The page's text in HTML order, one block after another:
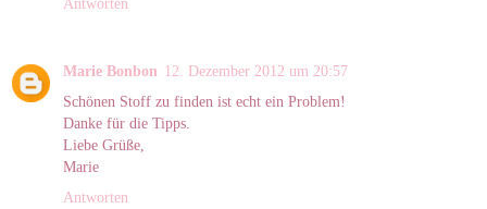
Antworten
Marie Bonbon 12. Dezember 2012 um 20:57
Schönen Stoff zu finden ist echt ein Problem!
Danke für die Tipps.
Liebe Grüße,
Marie
Antworten